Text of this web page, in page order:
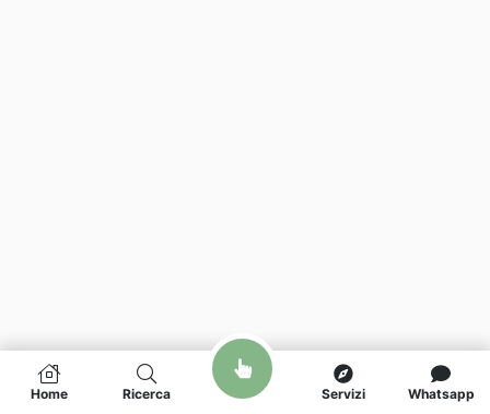
Home Ricerca Servizi Whatsapp